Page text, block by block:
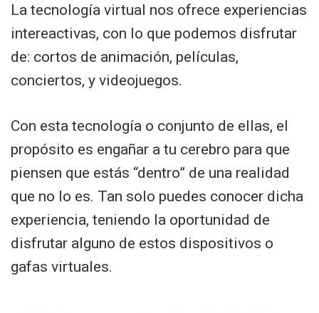
La tecnología virtual nos ofrece experiencias
intereactivas, con lo que podemos disfrutar
de: cortos de animación, películas,
conciertos, y videojuegos.
Con esta tecnología o conjunto de ellas, el
propósito es engañar a tu cerebro para que
piensen que estás “dentro” de una realidad
que no lo es. Tan solo puedes conocer dicha
experiencia, teniendo la oportunidad de
disfrutar alguno de estos dispositivos o
gafas virtuales.